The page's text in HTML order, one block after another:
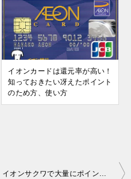
イオンカードは還元率が高い！
知っておきたい冴えたポイント
のため方、使い方
イオンサクワで大量にポイントやクーポンをGETする秘技